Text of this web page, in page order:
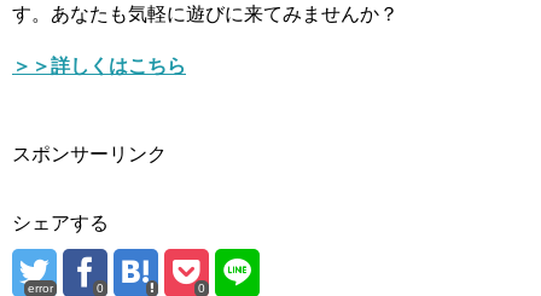
す。あなたも気軽に遊びに来てみませんか？
＞＞詳しくはこちら
スポンサーリンク
シェアする
error 0 0